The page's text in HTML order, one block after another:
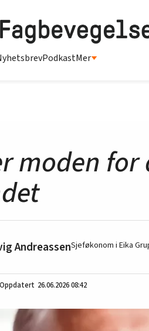
PodkastMer
moden
AndreassenSjeføkonom i Eika
26.06.2026 08:42